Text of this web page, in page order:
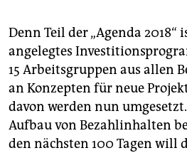
Denn Teil der „Agenda 2018“
angelegtes
15 Arbeitsgruppen aus allen
an Konzepten für neue
davon werden nun
Aufbau von Bezahlinhalten
den nächsten 100 Tagen will